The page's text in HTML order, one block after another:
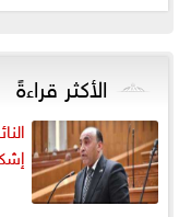
الأكثر قراءةً